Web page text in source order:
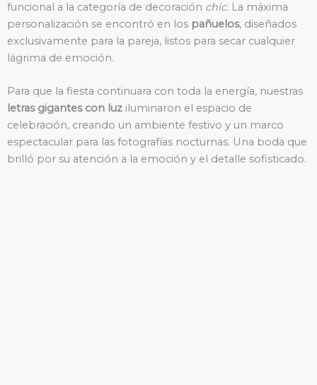
funcional a la categoría de decoración chic. La máxima
personalización se encontró en los pañuelos, diseñados
exclusivamente para la pareja, listos para secar cualquier
lágrima de emoción.
Para que la fiesta continuara con toda la energía, nuestras
letras gigantes con luz iluminaron el espacio de
celebración, creando un ambiente festivo y un marco
espectacular para las fotografías nocturnas. Una boda que
brilló por su atención a la emoción y el detalle sofisticado.